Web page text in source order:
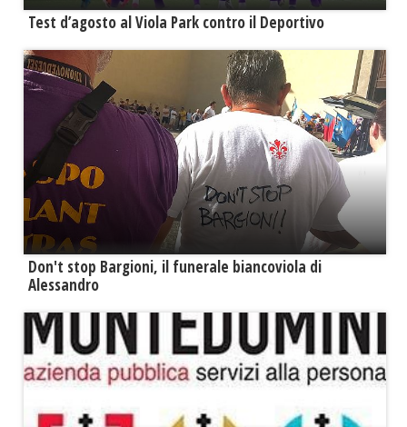
Test d’agosto al Viola Park contro il Deportivo
Don't stop Bargioni, il funerale biancoviola di
Alessandro